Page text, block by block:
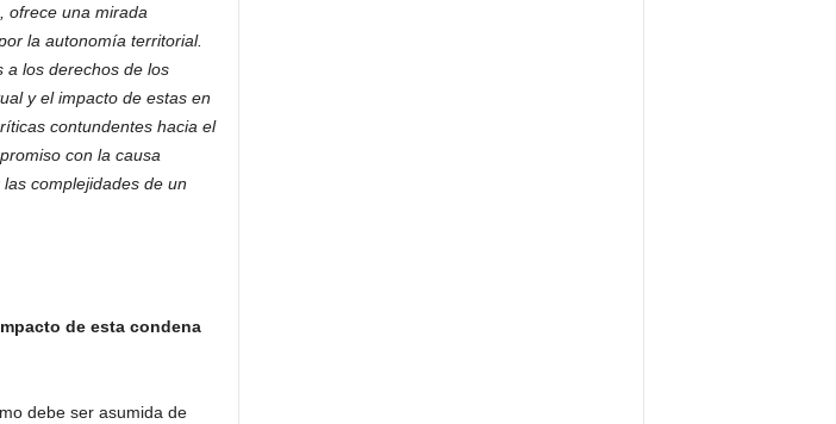
ofrece una mirada
la autonomía territorial.
a los derechos de los
y el impacto de estas en
contundentes hacia el
con la causa
complejidades de un
de esta condena
debe ser asumida de